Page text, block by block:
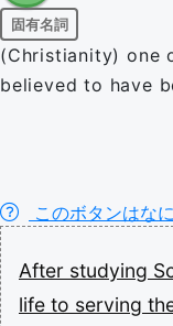
固有名詞
(Christianity) one
believed to have
このボタンはな
After studying
life to serving